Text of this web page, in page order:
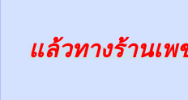
แล้วทางร้านเ